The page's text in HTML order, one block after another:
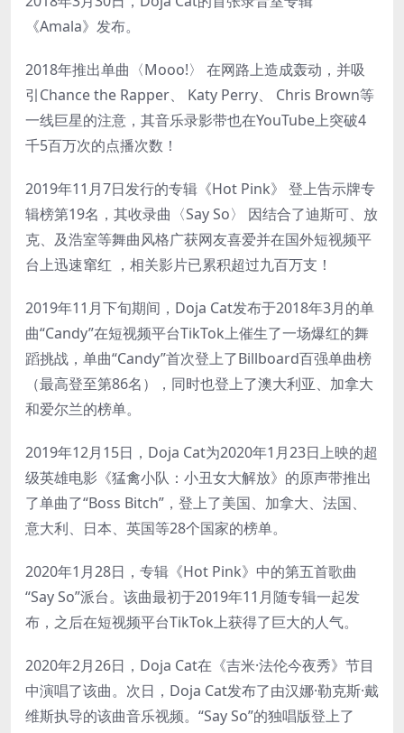
《Amala》发布。
2018年推出单曲〈Mooo!〉 在网路上造成轰动，并吸
引Chance the Rapper、 Katy Perry、 Chris Brown等
一线巨星的注意，其音乐录影带也在YouTube上突破4
千5百万次的点播次数！
2019年11月7日发行的专辑《Hot Pink》 登上告示牌专
辑榜第19名，其收录曲〈Say So〉 因结合了迪斯可、放
克、及浩室等舞曲风格广获网友喜爱并在国外短视频平
台上迅速窜红 ，相关影片已累积超过九百万支！
2019年11月下旬期间，Doja Cat发布于2018年3月的单
曲“Candy”在短视频平台TikTok上催生了一场爆红的舞
蹈挑战，单曲“Candy”首次登上了Billboard百强单曲榜
（最高登至第86名），同时也登上了澳大利亚、加拿大
和爱尔兰的榜单。
2019年12月15日，Doja Cat为2020年1月23日上映的超
级英雄电影《猛禽小队：小丑女大解放》的原声带推出
了单曲了“Boss Bitch”，登上了美国、加拿大、法国、
意大利、日本、英国等28个国家的榜单。
2020年1月28日，专辑《Hot Pink》中的第五首歌曲
“Say So”派台。该曲最初于2019年11月随专辑一起发
布，之后在短视频平台TikTok上获得了巨大的人气。
2020年2月26日，Doja Cat在《吉米·法伦今夜秀》节目
中演唱了该曲。次日，Doja Cat发布了由汉娜·勒克斯·戴
维斯执导的该曲音乐视频。“Say So”的独唱版登上了